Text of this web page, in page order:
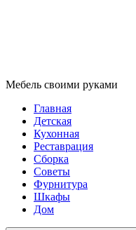
Мебель своими руками
Главная
Детская
Кухонная
Реставрация
Сборка
Советы
Фурнитура
Шкафы
Дом